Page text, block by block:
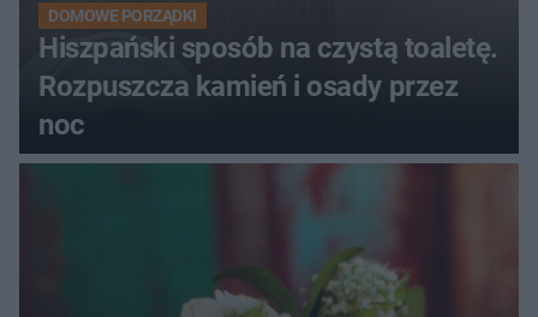
DOMOWE PORZĄDKI
Hiszpański sposób na czystą toaletę.
Rozpuszcza kamień i osady przez
noc